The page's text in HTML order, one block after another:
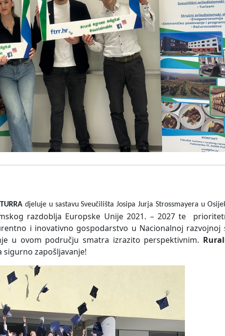
djeluje u sastavu Sveučilišta Josipa Jurja Strossmayera u
razdoblja Europske Unije 2021. – 2027 te
i inovativno gospodarstvo u Nacionalnoj razvojnoj
u ovom području smatra izrazito perspektivnim.
sigurno zapošljavanje!